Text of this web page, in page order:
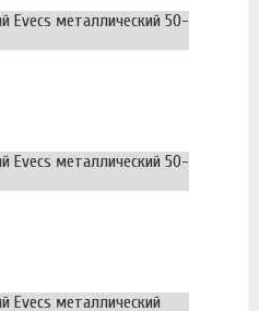
Evecs металлический 50-
Evecs металлический 50-
Evecs металлический